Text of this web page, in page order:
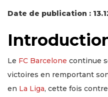
Date de publication :
Le FC Barcelone continue
victoires en remportant
en La Liga, cette fois contre